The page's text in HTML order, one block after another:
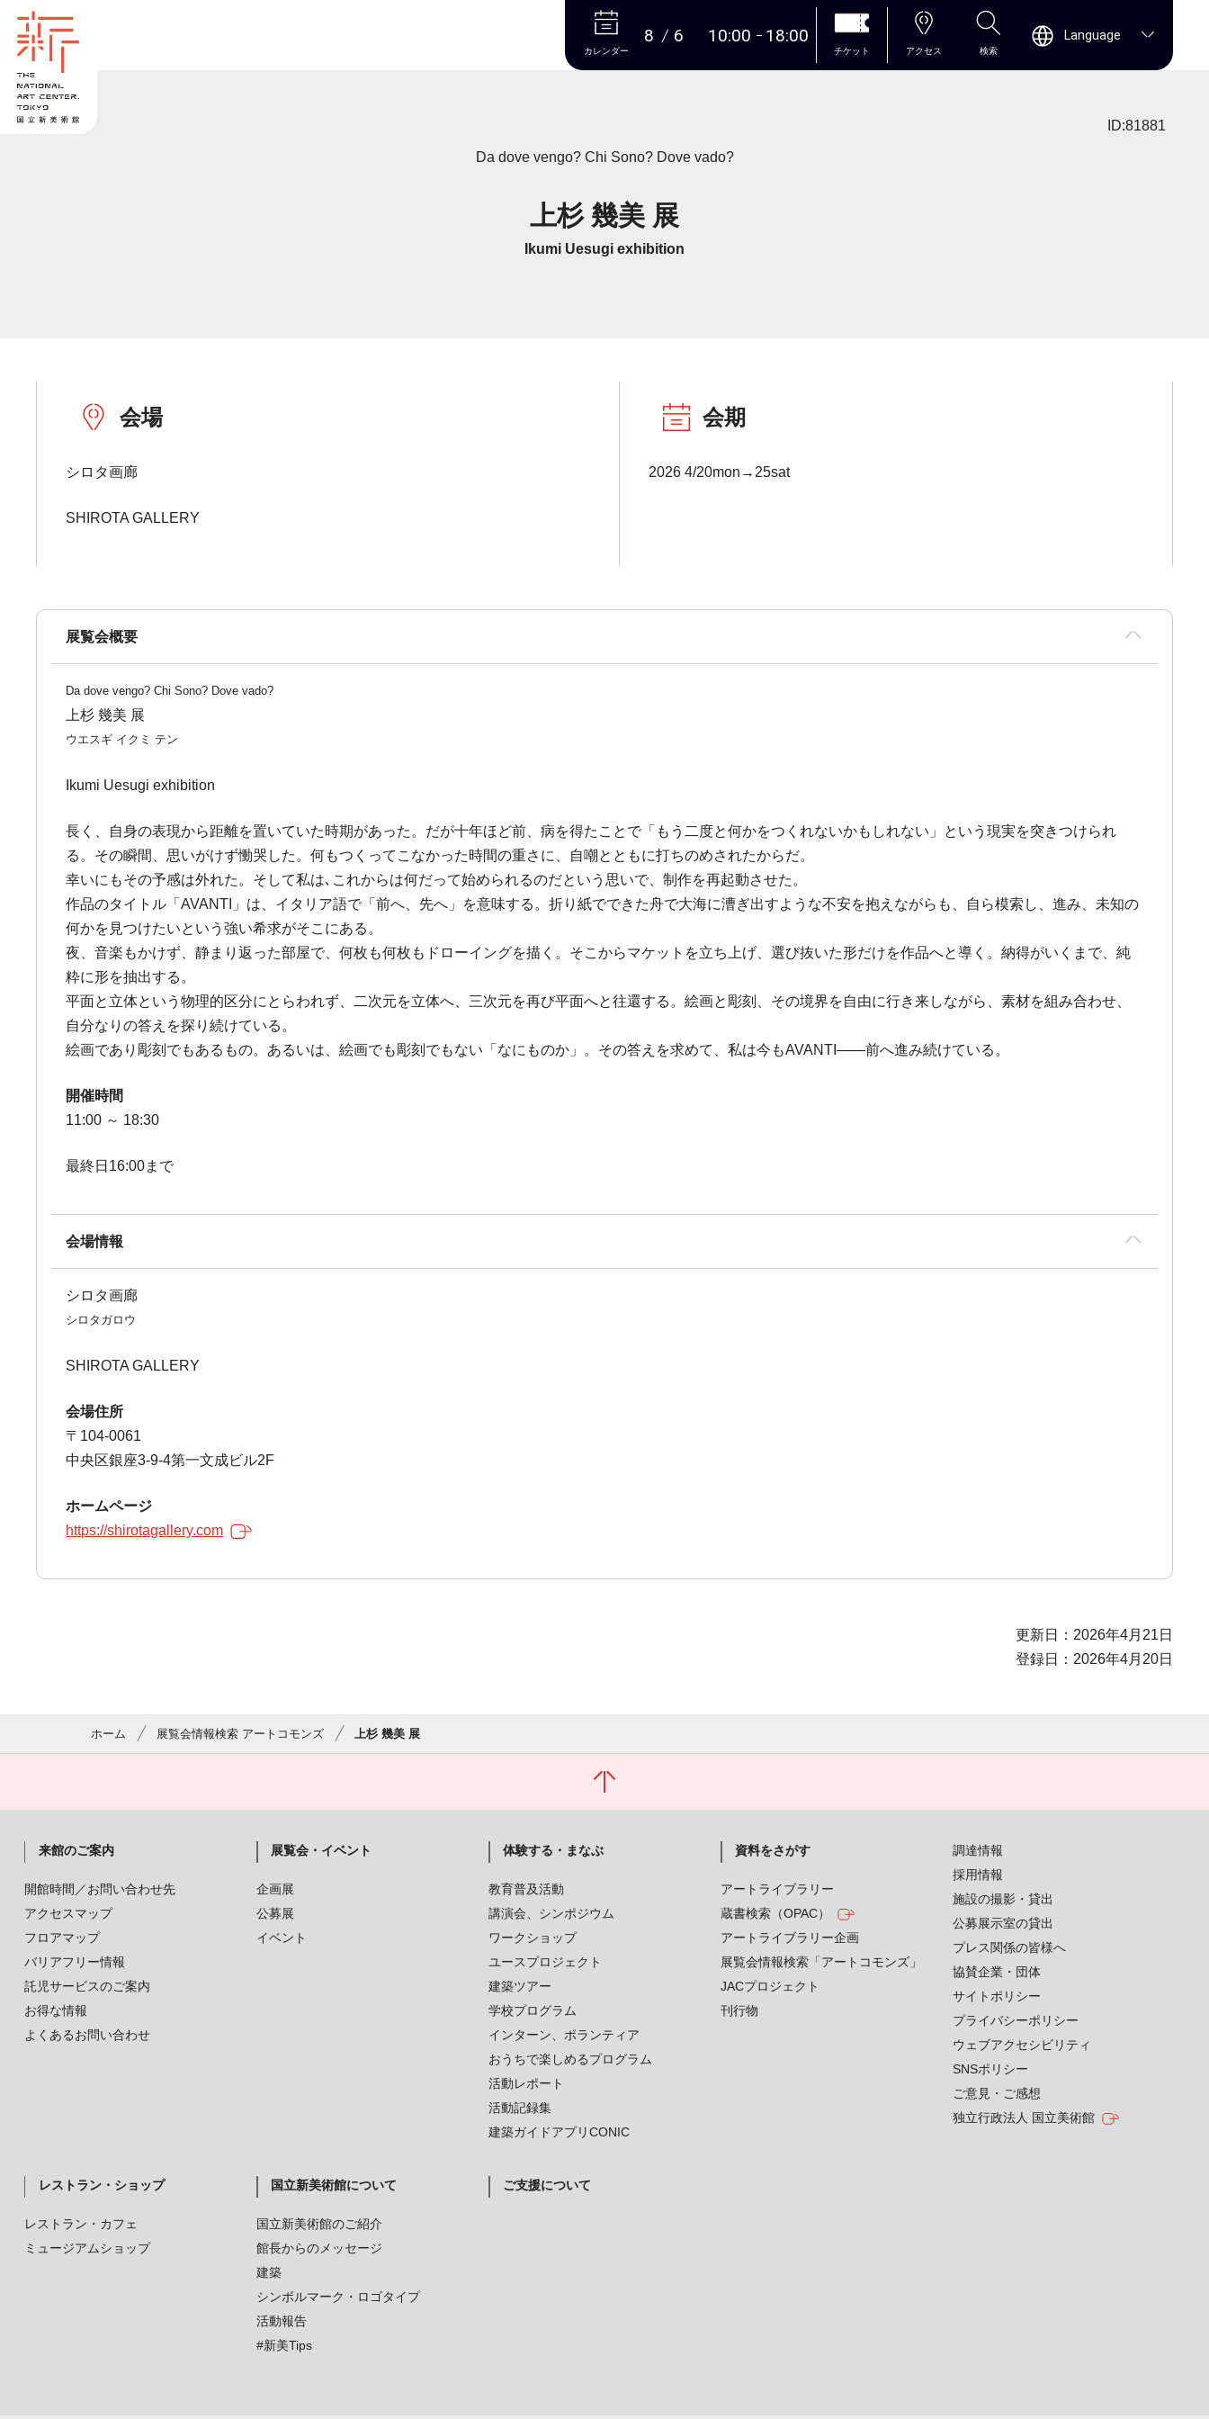
本文へ
カレンダー
8 6 10:00 18:00
チケット アクセス 検索
Language
ID:81881
Da dove vengo? Chi Sono? Dove vado?
上杉 幾美 展
Ikumi Uesugi exhibition
会場
シロタ画廊
SHIROTA GALLERY
会期
2026 4/20mon→25sat
展覧会概要
Da dove vengo? Chi Sono? Dove vado?
上杉 幾美 展
ウエスギ イクミ テン
Ikumi Uesugi exhibition
長く、自身の表現から距離を置いていた時期があった。だが十年ほど前、病を得たことで「もう二度と何かをつくれないかもしれない」という現実を突きつけられ
る。その瞬間、思いがけず慟哭した。何もつくってこなかった時間の重さに、自嘲とともに打ちのめされたからだ。
幸いにもその予感は外れた。そして私は､これからは何だって始められるのだという思いで、制作を再起動させた。
作品のタイトル「AVANTI」は、イタリア語で「前へ、先へ」を意味する。折り紙でできた舟で大海に漕ぎ出すような不安を抱えながらも、自ら模索し、進み、未知の
何かを見つけたいという強い希求がそこにある。
夜、音楽もかけず、静まり返った部屋で、何枚も何枚もドローイングを描く。そこからマケットを立ち上げ、選び抜いた形だけを作品へと導く。納得がいくまで、純
粋に形を抽出する。
平面と立体という物理的区分にとらわれず、二次元を立体へ、三次元を再び平面へと往還する。絵画と彫刻、その境界を自由に行き来しながら、素材を組み合わせ、
自分なりの答えを探り続けている。
絵画であり彫刻でもあるもの。あるいは、絵画でも彫刻でもない「なにものか」。その答えを求めて、私は今もAVANTI――前へ進み続けている。
開催時間
11:00 ～ 18:30
最終日16:00まで
会場情報
シロタ画廊
シロタガロウ
SHIROTA GALLERY
会場住所
〒104-0061
中央区銀座3-9-4第一文成ビル2F
ホームページ
https://shirotagallery.com
更新日：2026年4月21日
登録日：2026年4月20日
ホーム 展覧会情報検索 アートコモンズ 上杉 幾美 展
来館のご案内
開館時間／お問い合わせ先
アクセスマップ
フロアマップ
バリアフリー情報
託児サービスのご案内
お得な情報
よくあるお問い合わせ
展覧会・イベント
企画展
公募展
イベント
体験する・まなぶ
教育普及活動
講演会、シンポジウム
ワークショップ
ユースプロジェクト
建築ツアー
学校プログラム
インターン、ボランティア
おうちで楽しめるプログラム
活動レポート
活動記録集
建築ガイドアプリCONIC
資料をさがす
アートライブラリー
蔵書検索（OPAC）
アートライブラリー企画
展覧会情報検索「アートコモンズ」
JACプロジェクト
刊行物
レストラン・ショップ
レストラン・カフェ
ミュージアムショップ
国立新美術館について
国立新美術館のご紹介
館長からのメッセージ
建築
シンボルマーク・ロゴタイプ
活動報告
#新美Tips
ご支援について
調達情報
採用情報
施設の撮影・貸出
公募展示室の貸出
プレス関係の皆様へ
協賛企業・団体
サイトポリシー
プライバシーポリシー
ウェブアクセシビリティ
SNSポリシー
ご意見・ご感想
独立行政法人 国立美術館